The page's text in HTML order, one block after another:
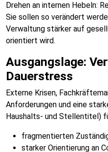
Drehen an internen Hebeln:
Sie sollen so verändert
Verwaltung stärker auf
orientiert wird.
Ausgangslage:
Dauerstress
Externe Krisen,
Anforderungen und eine
Haushalts- und Stellentitel)
fragmentierten
starker Orientierung an